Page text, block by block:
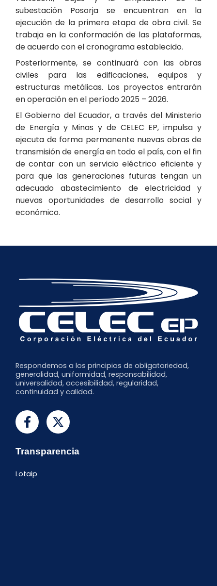
subestación Posorja se encuentran en la
ejecución de la primera etapa de obra civil. Se
trabaja en la conformación de las plataformas,
de acuerdo con el cronograma establecido.
Posteriormente, se continuará con las obras
civiles para las edificaciones, equipos y
estructuras metálicas. Los proyectos entrarán
en operación en el período 2025 – 2026.
El Gobierno del Ecuador, a través del Ministerio
de Energía y Minas y de CELEC EP, impulsa y
ejecuta de forma permanente nuevas obras de
transmisión de energía en todo el país, con el fin
de contar con un servicio eléctrico eficiente y
para que las generaciones futuras tengan un
adecuado abastecimiento de electricidad y
nuevas oportunidades de desarrollo social y
económico.
Respondemos a los principios de obligatoriedad,
generalidad, uniformidad, responsabilidad,
universalidad, accesibilidad, regularidad,
continuidad y calidad.
Transparencia
Lotaip